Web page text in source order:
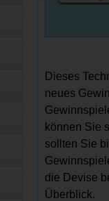
Dieses
neues
können Sie
sollten Sie
die Devise
Überblick.